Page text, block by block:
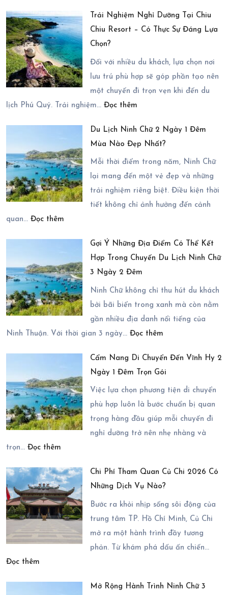
Dẫn
Cách
Chuyển
Đến
Lịch
2
Ngày
1
Đêm
Trải Nghiệm Nghỉ Dưỡng Tại Chiu
Chiu Resort – Có Thực Sự Đáng Lựa
Chọn?
Đối với nhiều du khách, lựa chọn nơi
lưu trú phù hợp sẽ góp phần tạo nên
một chuyến đi trọn vẹn khi đến du
lịch Phú Quý. Trải nghiệm… Đọc thêm
Nghiệm
Nghỉ
Dưỡng
Tại
Chiu
Chiu
Có
Thực
Sự
Đáng
Lựa
Chọn?
Du Lịch Ninh Chữ 2 Ngày 1 Đêm
Mùa Nào Đẹp Nhất?
Mỗi thời điểm trong năm, Ninh Chữ
lại mang đến một vẻ đẹp và những
trải nghiệm riêng biệt. Điều kiện thời
tiết không chỉ ảnh hưởng đến cảnh
quan… Đọc thêm
Ninh
Chữ
2
Ngày
Đêm
Đẹp
Nhất?
Gợi Ý Những Địa Điểm Có Thể Kết
Hợp Trong Chuyến Du Lịch Ninh Chữ
3 Ngày 2 Đêm
Ninh Chữ không chỉ thu hút du khách
bởi bãi biển trong xanh mà còn nằm
gần nhiều địa danh nổi tiếng của
Ninh Thuận. Với thời gian 3 ngày… Đọc thêm
Ý
Những
Địa
Điểm
Có
Thể
Trong
Chuyến
Du
Lịch
Ninh
Chữ
2
Cẩm Nang Di Chuyển Đến Vĩnh Hy 2
Ngày 1 Đêm Trọn Gói
Việc lựa chọn phương tiện di chuyển
phù hợp luôn là bước chuẩn bị quan
trọng hàng đầu giúp mỗi chuyến đi
nghỉ dưỡng trở nên nhẹ nhàng và
trọn… Đọc thêm
Nang
Di
Chuyển
Đến
Vĩnh
Chi Phí Tham Quan Củ Chi 2026 Có
Những Dịch Vụ Nào?
Bước ra khỏi nhịp sống sôi động của
trung tâm TP. Hồ Chí Minh, Củ Chi
mở ra một hành trình đầy tương
phản. Từ khám phá dấu ấn chiến…
Đọc thêm
Mở Rộng Hành Trình Ninh Chữ 3